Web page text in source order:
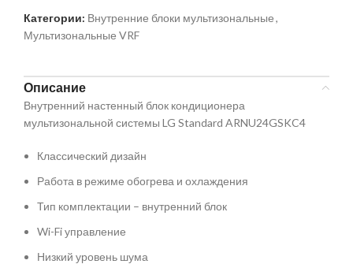
Категории: Внутренние блоки мультизональные,
Мультизональные VRF
Описание
Внутренний настенный блок кондиционера
мультизональной системы LG Standard ARNU24GSKC4
Классический дизайн
Работа в режиме обогрева и охлаждения️
Тип комплектации – внутренний блок
Wi-Fi управление
Низкий уровень шума